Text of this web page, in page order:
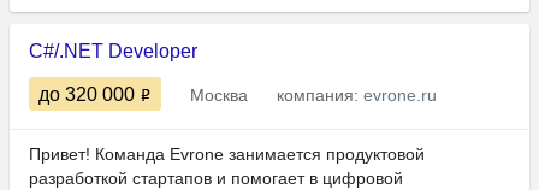
C#/.NET Developer
до 320 000 Москва компания: evrone.ru
Привет! Команда Evrone занимается продуктовой
разработкой стартапов и помогает в цифровой